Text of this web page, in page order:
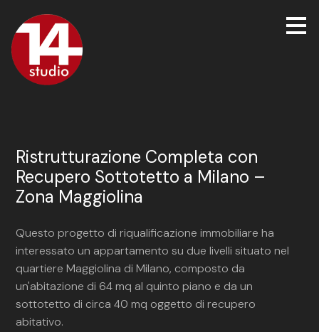
Passa
ai
contenuti
principali
Ristrutturazione Completa con
Recupero Sottotetto a Milano –
Zona Maggiolina
Questo progetto di riqualificazione immobiliare ha
interessato un appartamento su due livelli situato nel
quartiere Maggiolina di Milano, composto da
un'abitazione di 64 mq al quinto piano e da un
sottotetto di circa 40 mq oggetto di recupero
abitativo.